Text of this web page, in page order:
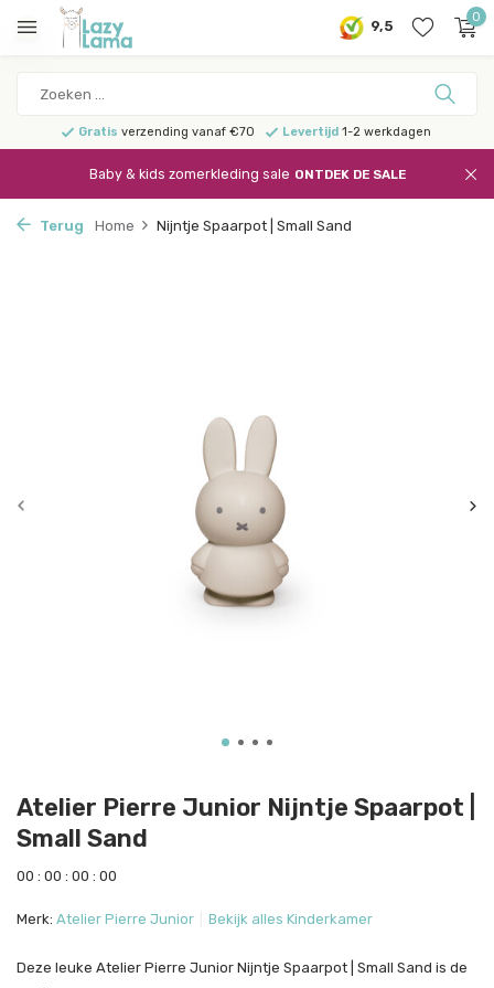
9,5
0
Gratis verzending vanaf €70 Levertijd1-2 werkdagen
Baby & kids zomerkleding sale ONTDEK DE SALE
Terug Home Nijntje Spaarpot | Small Sand
Atelier Pierre Junior Nijntje Spaarpot |
Small Sand
00 : 00 : 00 : 00
Merk: Atelier Pierre Junior Bekijk alles Kinderkamer
Deze leuke Atelier Pierre Junior Nijntje Spaarpot | Small Sand is de